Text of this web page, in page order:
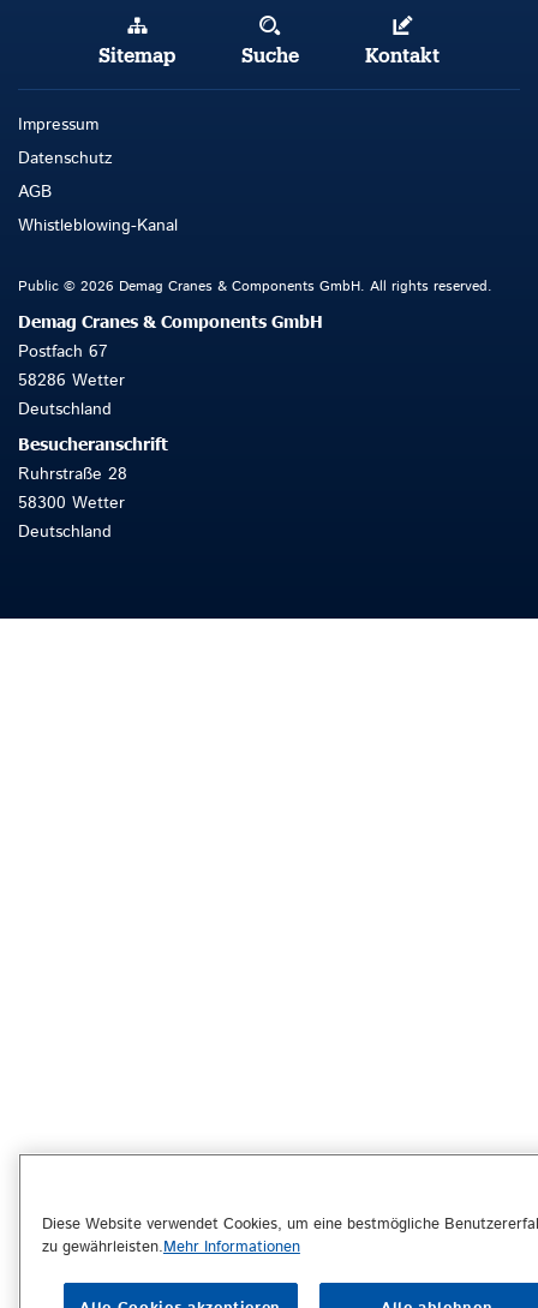
Impressum
Datenschutz
AGB
Whistleblowing-Kanal
Sitemap Suche Kontakt
Public © 2026 Demag Cranes & Components GmbH. All rights reserved.
Demag Cranes & Components GmbH
Postfach 67
58286 Wetter
Deutschland
Besucheranschrift
Ruhrstraße 28
58300 Wetter
Deutschland
Diese Website verwendet Cookies, um eine bestmögliche
zu gewährleisten.Mehr Informationen